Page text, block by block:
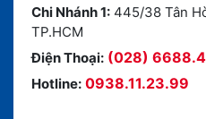
Chi Nhánh 1: 445/38 Tân
TP.HCM
Điện Thoại: (028)
Hotline: 0938.11.23.99